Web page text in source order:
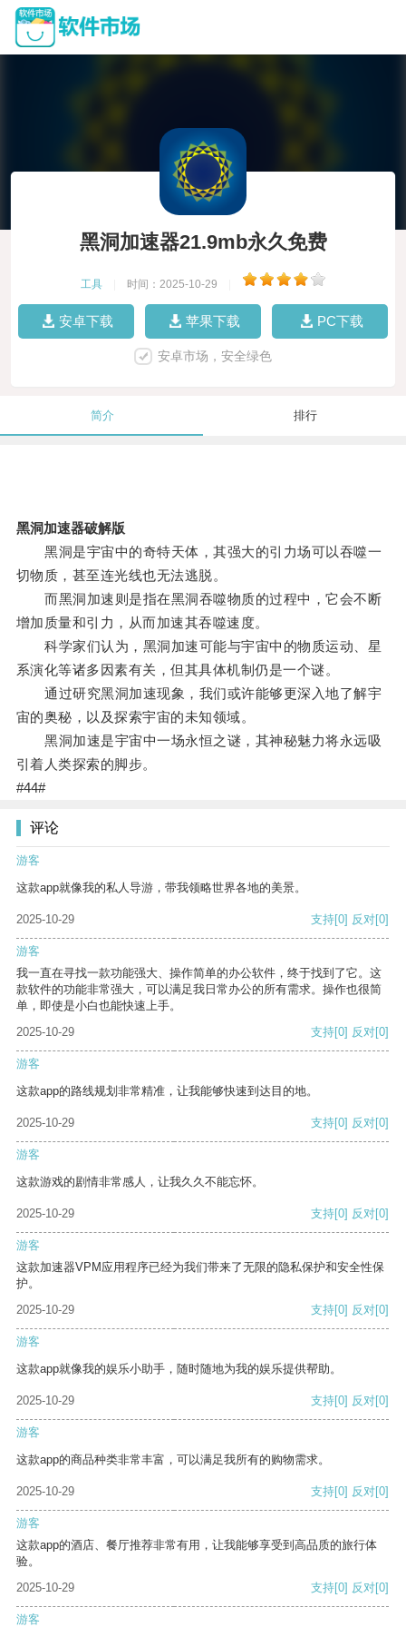
黑洞加速器21.9mb永久免费
工具 时间：2025-10-29
安卓下载 苹果下载 PC下载
安卓市场，安全绿色
简介 排行
黑洞加速器破解版
黑洞是宇宙中的奇特天体，其强大的引力场可以吞噬一
切物质，甚至连光线也无法逃脱。
而黑洞加速则是指在黑洞吞噬物质的过程中，它会不断
增加质量和引力，从而加速其吞噬速度。
科学家们认为，黑洞加速可能与宇宙中的物质运动、星
系演化等诸多因素有关，但其具体机制仍是一个谜。
通过研究黑洞加速现象，我们或许能够更深入地了解宇
宙的奥秘，以及探索宇宙的未知领域。
黑洞加速是宇宙中一场永恒之谜，其神秘魅力将永远吸
引着人类探索的脚步。
#44#
评论
游客
这款app就像我的私人导游，带我领略世界各地的美景。
2025-10-29 支持[0] 反对[0]
游客
我一直在寻找一款功能强大、操作简单的办公软件，终于找到了它。这
款软件的功能非常强大，可以满足我日常办公的所有需求。操作也很简
单，即使是小白也能快速上手。
2025-10-29
支持[0] 反对[0]
游客
这款app的路线规划非常精准，让我能够快速到达目的地。
2025-10-29 支持[0] 反对[0]
游客
这款游戏的剧情非常感人，让我久久不能忘怀。
2025-10-29 支持[0] 反对[0]
游客
这款加速器VPM应用程序已经为我们带来了无限的隐私保护和安全性保
护。
2025-10-29
支持[0] 反对[0]
游客
这款app就像我的娱乐小助手，随时随地为我的娱乐提供帮助。
2025-10-29 支持[0] 反对[0]
游客
这款app的商品种类非常丰富，可以满足我所有的购物需求。
2025-10-29 支持[0] 反对[0]
游客
这款app的酒店、餐厅推荐非常有用，让我能够享受到高品质的旅行体
验。
2025-10-29
支持[0] 反对[0]
游客